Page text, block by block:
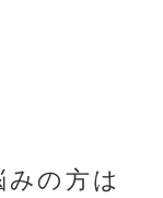
の方は